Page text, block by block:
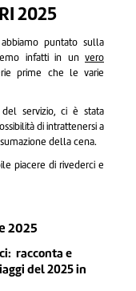
2025
puntato sulla
infatti in un vero
prime che le varie
servizio, ci è stata
di intrattenersi a
della cena.
piacere di rivederci e
2025
racconta e
del 2025 in